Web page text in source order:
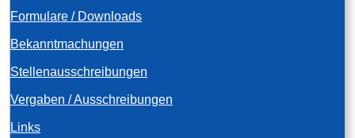
Formulare / Downloads
Bekanntmachungen
Stellenausschreibungen
Vergaben / Ausschreibungen
Links